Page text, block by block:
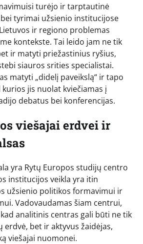
turėjo ir tarptautinė
tyrimai užsienio institucijose
ir regiono problemas
kontekste. Tai leido jam ne tik
ir matyti priežastinius ryšius,
siauros srities specialistai.
matyti „didelį paveikslą“ ir tapo
jis nuolat kviečiamas į
debatus bei konferencijas.
viešajai erdvei ir
yra Rytų Europos studijų centro
institucijos veikla yra itin
užsienio politikos formavimui ir
Vadovaudamas šiam centrui,
analitinis centras gali būti ne tik
erdvė, bet ir aktyvus žaidėjas,
viešajai nuomonei.